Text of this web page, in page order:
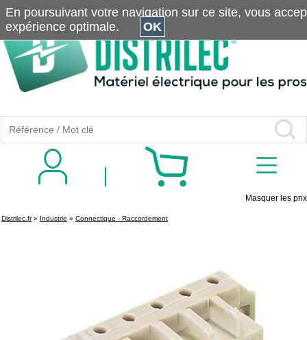
Masquer les prix
Distrilec.fr» Industrie » Connectique - Raccordement
En poursuivant votre navigation sur ce site, vous
expérience optimale.
OK